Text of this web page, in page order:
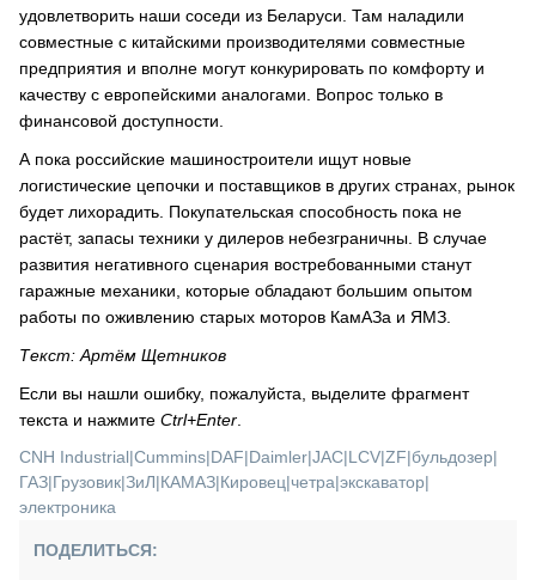
удовлетворить наши соседи из Беларуси. Там наладили
совместные с китайскими производителями совместные
предприятия и вполне могут конкурировать по комфорту и
качеству с европейскими аналогами. Вопрос только в
финансовой доступности.
А пока российские машиностроители ищут новые
логистические цепочки и поставщиков в других странах, рынок
будет лихорадить. Покупательская способность пока не
растёт, запасы техники у дилеров небезграничны. В случае
развития негативного сценария востребованными станут
гаражные механики, которые обладают большим опытом
работы по оживлению старых моторов КамАЗа и ЯМЗ.
Текст: Артём Щетников
Если вы нашли ошибку, пожалуйста, выделите фрагмент
текста и нажмите Ctrl+Enter
CNH Industrial|Cummins|DAF|Daimler|JAC|LCV|ZF|бульдозер|
ГАЗ|Грузовик|ЗиЛ|КАМАЗ|Кировец|четра|экскаватор|
электроника
ПОДЕЛИТЬСЯ: